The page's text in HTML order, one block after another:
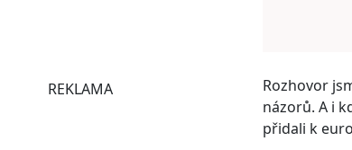
REKLAMA
Rozhovor
názorů. A i
přidali k